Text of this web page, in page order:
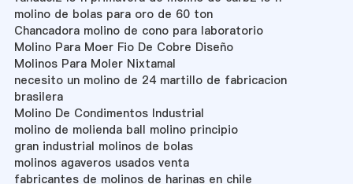
molino de bolas para oro de 60 ton
Chancadora molino de cono para laboratorio
Molino Para Moer Fio De Cobre Diseño
Molinos Para Moler Nixtamal
necesito un molino de 24 martillo de fabricacion
brasilera
Molino De Condimentos Industrial
molino de molienda ball molino principio
gran industrial molinos de bolas
molinos agaveros usados venta
fabricantes de molinos de harinas en chile